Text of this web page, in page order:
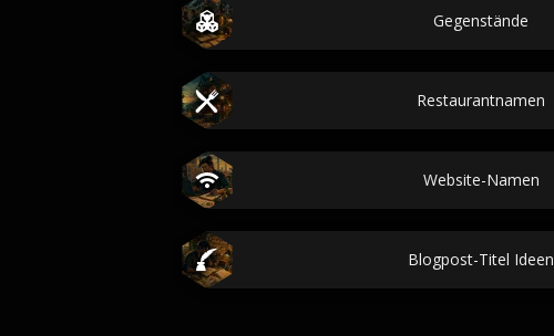
Gegenstände
Restaurantnamen
Website-Namen
Blogpost-Titel Ideen